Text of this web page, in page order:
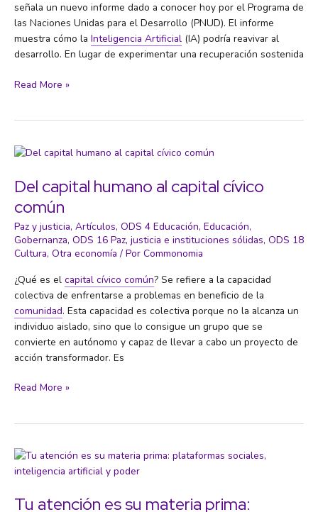
señala un nuevo informe dado a conocer hoy por el Programa de
las Naciones Unidas para el Desarrollo (PNUD). El informe
muestra cómo la Inteligencia Artificial (IA) podría reavivar al
desarrollo. En lugar de experimentar una recuperación sostenida
El
Desarrollo
se
ralentiza
hasta
el
nivel
más
en
35
años
según
un
informe
del
las
Unidas
para
Desarrollo
Read More »
Del capital humano al capital cívico
común
Paz y justicia, Artículos, ODS 4 Educación, Educación,
Gobernanza, ODS 16 Paz, justicia e instituciones sólidas, ODS 18
Cultura, Otra economía / Por Commonomia
¿Qué es el capital cívico común? Se refiere a la capacidad
colectiva de enfrentarse a problemas en beneficio de la
comunidad. Esta capacidad es colectiva porque no la alcanza un
individuo aislado, sino que lo consigue un grupo que se
convierte en autónomo y capaz de llevar a cabo un proyecto de
acción transformador. Es
Del
capital
cívico
común
Read More »
Tu atención es su materia prima: